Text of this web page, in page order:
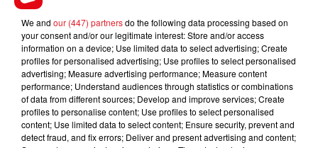
FIL D'ACTUS
We and our (447) partnersdo the following data processing based on
your consent and/or our legitimate interest: Store and/or access
information on a device; Use limited data to select advertising; Create
profiles for personalised advertising; Use profiles to select personalised
advertising; Measure advertising performance; Measure content
performance; Understand audiences through statistics or combinations
of data from different sources; Develop and improve services; Create
profiles to personalise content; Use profiles to select personalised
content; Use limited data to select content; Ensure security, prevent and
detect fraud, and fix errors; Deliver and present advertising and content;